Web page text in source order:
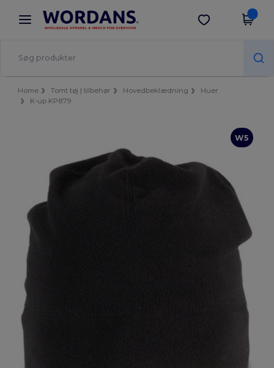
× Wordans-app
Bedre priser i appen!
Hent app
Home Tomt tøj | tilbehør Hovedbeklædning
Huer
K-up KP879
W5